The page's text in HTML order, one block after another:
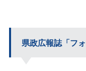
県政広報誌「フ